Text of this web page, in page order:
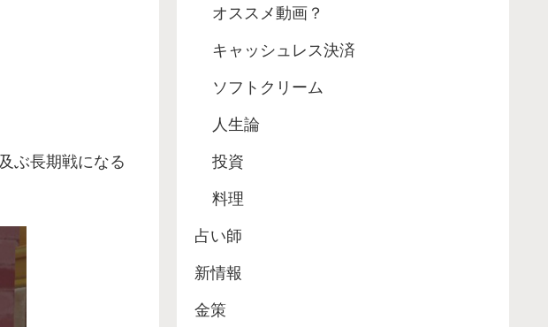
ぶ長期戦になる
オススメ動画？
キャッシュレス決済
ソフトクリーム
人生論
投資
料理
占い師
新情報
金策